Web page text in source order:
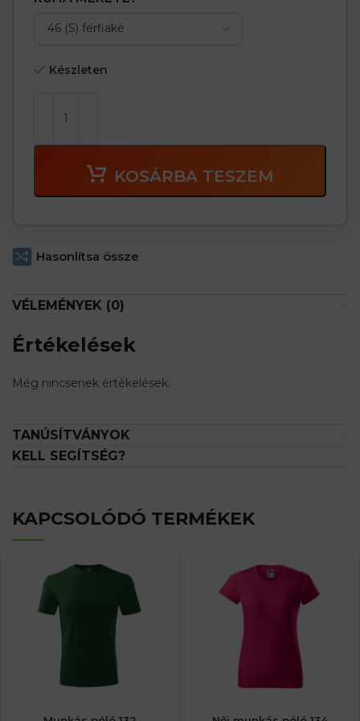
Készleten
KOSÁRBA TESZEM
Hasonlítsa össze
VÉLEMÉNYEK (0)
Értékelések
Még nincsenek értékelések.
TANÚSÍTVÁNYOK
KELL SEGÍTSÉG?
KAPCSOLÓDÓ TERMÉKEK